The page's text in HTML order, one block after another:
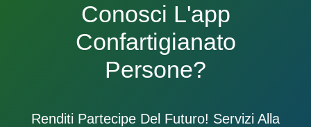
Conosci L'app
Confartigianato
Persone?
Renditi Partecipe Del Futuro! Servizi Alla